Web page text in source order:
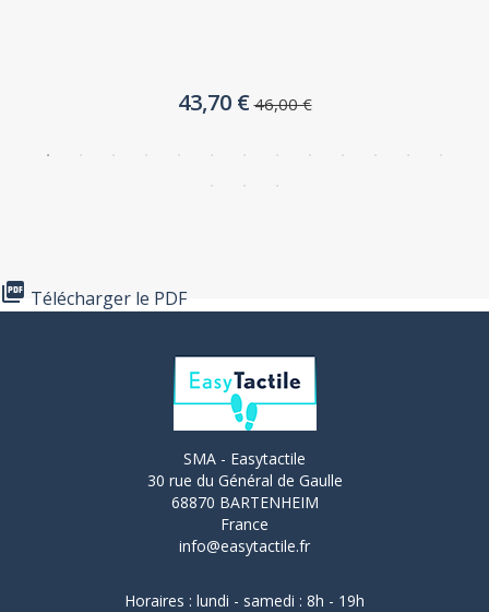
43,70 € 46,00 €
 Télécharger le PDF
SMA - Easytactile
30 rue du Général de Gaulle
68870 BARTENHEIM
France
info@easytactile.fr
Horaires : lundi - samedi : 8h - 19h